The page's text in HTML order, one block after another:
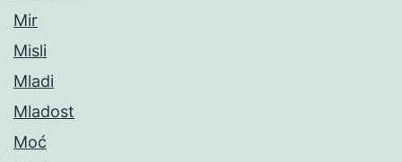
Mir
Misli
Mladi
Mladost
Moć